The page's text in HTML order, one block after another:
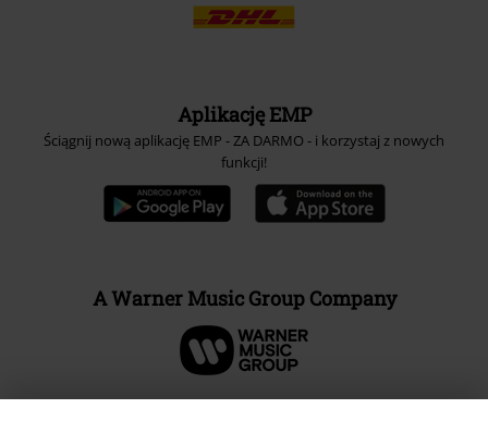
Aplikację EMP
Ściągnij nową aplikację EMP - ZA DARMO - i korzystaj z nowych
funkcji!
A Warner Music Group Company